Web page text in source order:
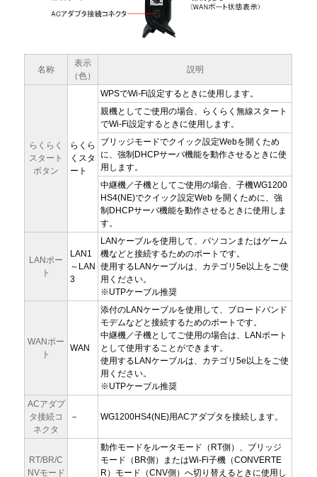
名称
表示
（色）
説明
らくらく
スタート
ボタン
らくら
くスタ
ート
WPSでWi-Fi設定するときに使用します。
親機としてご使用の場合、らくらく無線スタート
でWi-Fi設定するときに使用します。
ブリッジモードでクイック設定Webを開くため
に、強制DHCPサーバ機能を動作させるときに使
用します。
中継機／子機としてご使用の場合、子機WG1200
HS4(NE)でクイック設定Web を開くために、強
制DHCPサーバ機能を動作させるときに使用しま
す。
LANポー
ト
LAN1
～LAN
3
LANケーブルを使用して、パソコンまたはゲーム
機などと接続するためのポートです。
使用するLANケーブルは、カテゴリ5e以上をご使
用ください。
※UTPケーブル推奨
WANポー
ト
WAN
添付のLANケーブルを使用して、ブロードバンド
モデムなどと接続するためのポートです。
中継機／子機としてご使用の場合は、LANポート
として使用することができます。
使用するLANケーブルは、カテゴリ5e以上をご使
用ください。
※UTPケーブル推奨
ACアダプ
タ接続コ
ネクタ
－ WG1200HS4(NE)用ACアダプタを接続します。
RT/BR/C
NVモード
動作モードをルータモード（RT側）、ブリッジ
モード（BR側）またはWi-Fi子機（CONVERTE
R）モード（CNV側）へ切り替えるときに使用し